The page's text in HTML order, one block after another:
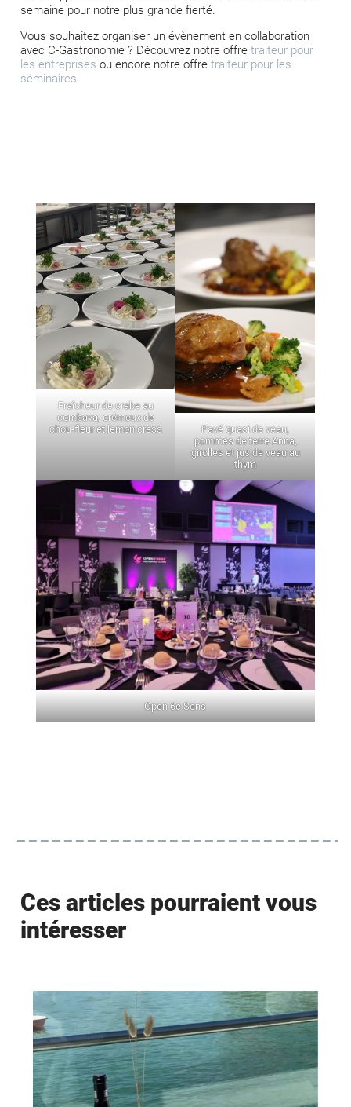
semaine pour notre plus grande fierté.
Vous souhaitez organiser un évènement en collaboration
avec C-Gastronomie ? Découvrez notre offretraiteur pour
les entreprises ou encore notre offretraiteur pour les
séminaires.
Fraîcheur de crabe au
combava, crémeux de
chou-fleur et lemon cress
Pavé quasi de veau,
pommes de terre Anna,
girolles et jus de veau au
thym
Open 6e Sens
Ces articles pourraient vous
intéresser